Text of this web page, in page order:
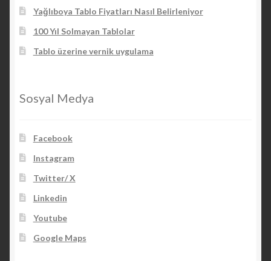
Yağlıboya Tablo Fiyatları Nasıl Belirleniyor
100 Yıl Solmayan Tablolar
Tablo üzerine vernik uygulama
Sosyal Medya
Facebook
Instagram
Twitter/ X
Linkedin
Youtube
Google Maps